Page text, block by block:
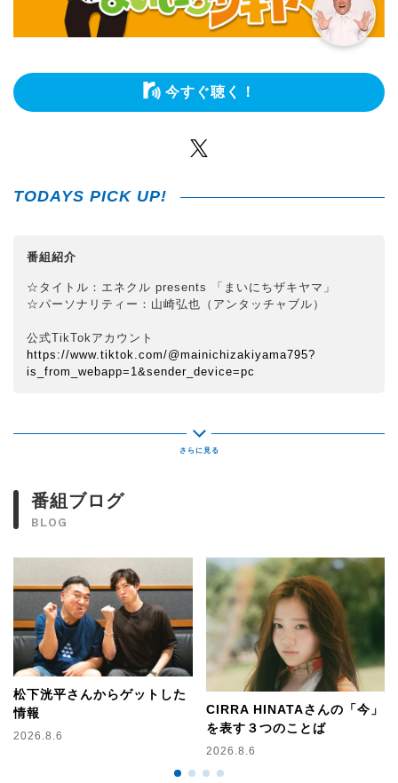
今すぐ聴く！
TODAYS PICK UP!
番組紹介
☆タイトル：エネクル presents 「まいにちザキヤマ」
☆パーソナリティー：山崎弘也（アンタッチャブル）
公式TikTokアカウント
https://www.tiktok.com/@mainichizakiyama795?
is_from_webapp=1&sender_device=pc
番組ブログ
BLOG
松下洸平さんからゲットした
情報
2026.8.6
CIRRA HINATAさんの「今」
を表す３つのことば
2026.8.6